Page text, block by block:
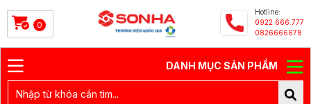
0
Hotline:
0922.666.777
0826666678
DANH MỤC SẢN PHẨM